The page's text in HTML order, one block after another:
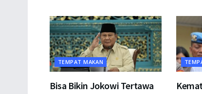
TEMPAT MAKAN
Bisa Bikin Jokowi Tertawa